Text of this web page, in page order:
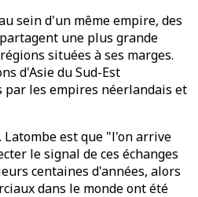
sein d'un même empire, des
une plus grande
situées à ses marges.
d'Asie du Sud-Est
par les empires néerlandais et
est que "l'on arrive
le signal de ces échanges
centaines d'années, alors
dans le monde ont été